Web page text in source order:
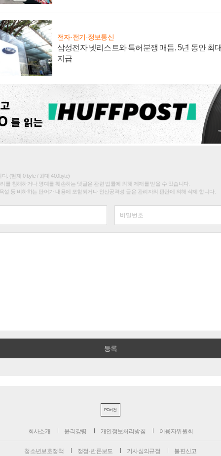
전자·전기·정보통신
삼성전자 넷리스트와 특허분쟁 매듭, 5년 동안 최
지급
. (현재 0 byte / 최대 400byte)
를 침해하거나 명예를 훼손하는 댓글은 관련 법률에 의해 제재를 받을 수 있습니다.
설 등 비하하는 단어가 내용에 포함되거나 인신공격성 글은 관리자의 판단에 의해 삭제 합니다.
PC버전
회사소개 윤리강령 개인정보처리방침 이용자위원회
청소년보호정책 정정·반론보도 기사심의규정 불편신고